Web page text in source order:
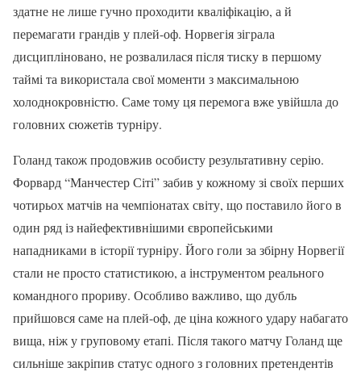
здатне не лише гучно проходити кваліфікацію, а й
перемагати грандів у плей-оф. Норвегія зіграла
дисципліновано, не розвалилася після тиску в першому
таймі та використала свої моменти з максимальною
холоднокровністю. Саме тому ця перемога вже увійшла до
головних сюжетів турніру.
Голанд також продовжив особисту результативну серію.
Форвард “Манчестер Сіті” забив у кожному зі своїх перших
чотирьох матчів на чемпіонатах світу, що поставило його в
один ряд із найефективнішими європейськими
нападниками в історії турніру. Його голи за збірну Норвегії
стали не просто статистикою, а інструментом реального
командного прориву. Особливо важливо, що дубль
прийшовся саме на плей-оф, де ціна кожного удару набагато
вища, ніж у груповому етапі. Після такого матчу Голанд ще
сильніше закріпив статус одного з головних претендентів